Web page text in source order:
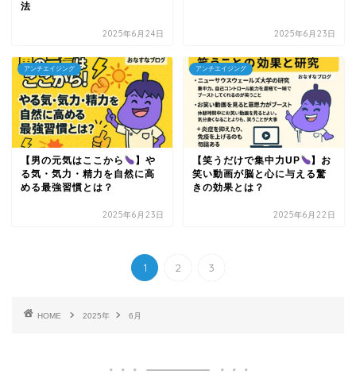
法
2025年6月24日 2025年6月23日
アンチエイジング
【男の元気はここから
】や
る気・気力・精力を自然に高
める最強習慣とは？
2025年6月23日
アンチエイジング
【笑うだけで集中力UP
】お
笑い動画が脳と心に与える驚
きの効果とは？
2025年6月22日
1 2 3
HOME 2025年 6月